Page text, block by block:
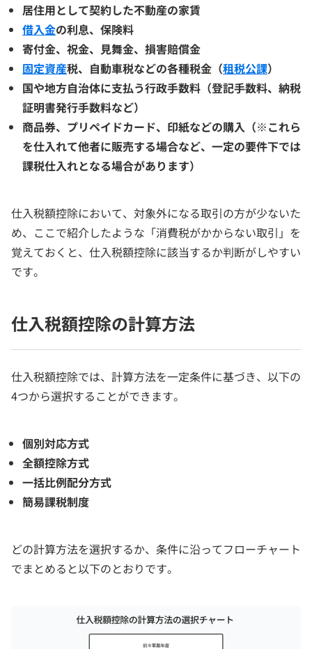
居住用として契約した不動産の家賃
借入金の利息、保険料
寄付金、祝金、見舞金、損害賠償金
固定資産税、自動車税などの各種税金（租税公課）
国や地方自治体に支払う行政手数料（登記手数料、納税
証明書発行手数料など）
商品券、プリペイドカード、印紙などの購入（※これら
を仕入れて他者に販売する場合など、一定の要件下では
課税仕入れとなる場合があります）
仕入税額控除において、対象外になる取引の方が少ないた
め、ここで紹介したような「消費税がかからない取引」を
覚えておくと、仕入税額控除に該当するか判断がしやすい
です。
仕入税額控除の計算方法
仕入税額控除では、計算方法を一定条件に基づき、以下の
4つから選択することができます。
個別対応方式
全額控除方式
一括比例配分方式
簡易課税制度
どの計算方法を選択するか、条件に沿ってフローチャート
でまとめると以下のとおりです。